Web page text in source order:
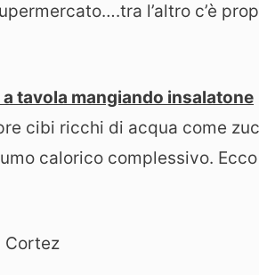
l’altro c’è
a tavola mangiando insalatone
cibi ricchi di acqua come
calorico complessivo.
Cortez